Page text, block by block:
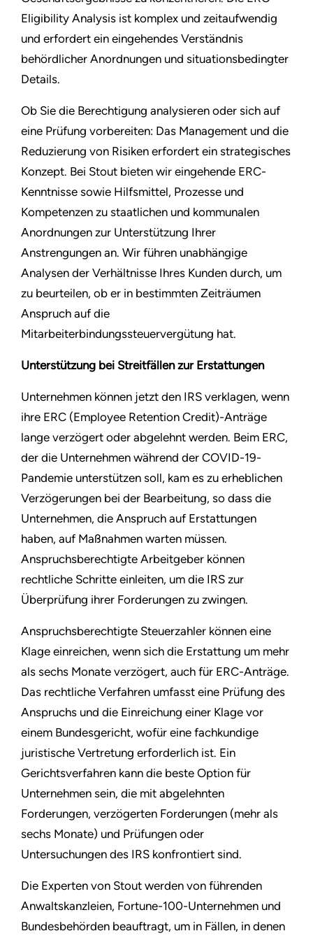
Eligibility Analysis ist komplex und zeitaufwendig
und erfordert ein eingehendes Verständnis
behördlicher Anordnungen und situationsbedingter
Details.
Ob Sie die Berechtigung analysieren oder sich auf
eine Prüfung vorbereiten: Das Management und die
Reduzierung von Risiken erfordert ein strategisches
Konzept. Bei Stout bieten wir eingehende ERC-
Kenntnisse sowie Hilfsmittel, Prozesse und
Kompetenzen zu staatlichen und kommunalen
Anordnungen zur Unterstützung Ihrer
Anstrengungen an. Wir führen unabhängige
Analysen der Verhältnisse Ihres Kunden durch, um
zu beurteilen, ob er in bestimmten Zeiträumen
Anspruch auf die
Mitarbeiterbindungssteuervergütung hat.
Unterstützung bei Streitfällen zur Erstattungen
Unternehmen können jetzt den IRS verklagen, wenn
ihre ERC (Employee Retention Credit)-Anträge
lange verzögert oder abgelehnt werden. Beim ERC,
der die Unternehmen während der COVID-19-
Pandemie unterstützen soll, kam es zu erheblichen
Verzögerungen bei der Bearbeitung, so dass die
Unternehmen, die Anspruch auf Erstattungen
haben, auf Maßnahmen warten müssen.
Anspruchsberechtigte Arbeitgeber können
rechtliche Schritte einleiten, um die IRS zur
Überprüfung ihrer Forderungen zu zwingen.
Anspruchsberechtigte Steuerzahler können eine
Klage einreichen, wenn sich die Erstattung um mehr
als sechs Monate verzögert, auch für ERC-Anträge.
Das rechtliche Verfahren umfasst eine Prüfung des
Anspruchs und die Einreichung einer Klage vor
einem Bundesgericht, wofür eine fachkundige
juristische Vertretung erforderlich ist. Ein
Gerichtsverfahren kann die beste Option für
Unternehmen sein, die mit abgelehnten
Forderungen, verzögerten Forderungen (mehr als
sechs Monate) und Prüfungen oder
Untersuchungen des IRS konfrontiert sind.
Die Experten von Stout werden von führenden
Anwaltskanzleien, Fortune-100-Unternehmen und
Bundesbehörden beauftragt, um in Fällen, in denen